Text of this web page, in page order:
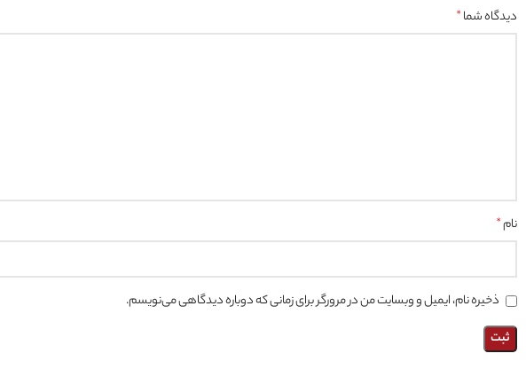
دیدگاه شما*
نام*
ذخیره نام، ایمیل و وبسایت من در مرورگر برای زمانی که دوباره دیدگاهی می‌نویسم.